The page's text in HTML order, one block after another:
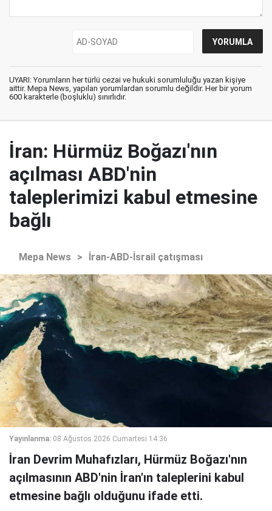
UYARI: Yorumların her türlü cezai ve hukuki sorumluluğu yazan kişiye
aittir. Mepa News, yapılan yorumlardan sorumlu değildir. Her bir yorum
600 karakterle (boşluklu) sınırlıdır.
İran: Hürmüz Boğazı'nın
açılması ABD'nin
taleplerimizi kabul etmesine
bağlı
Mepa News > İran-ABD-İsrail çatışması
Yayınlanma: 08 Ağustos 2026 Cumartesi 14:36
İran Devrim Muhafızları, Hürmüz Boğazı'nın
açılmasının ABD'nin İran'ın taleplerini kabul
etmesine bağlı olduğunu ifade etti.